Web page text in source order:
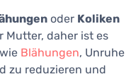
oder Koliken
Mutter, daher ist es
Blähungen, Unruhe
zu reduzieren und